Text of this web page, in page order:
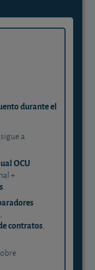
durante el
a
OCU
+
.
contratos,